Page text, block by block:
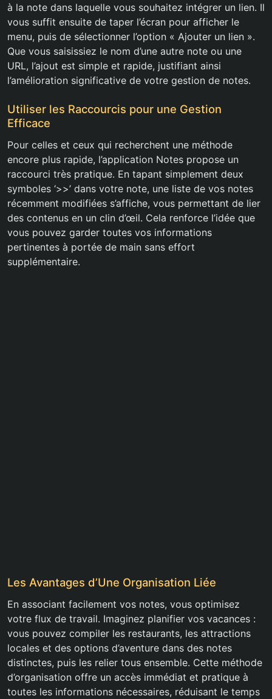
à la note dans laquelle vous souhaitez intégrer un lien. Il
vous suffit ensuite de taper l’écran pour afficher le
menu, puis de sélectionner l’option « Ajouter un lien ».
Que vous saisissiez le nom d’une autre note ou une
URL, l’ajout est simple et rapide, justifiant ainsi
l’amélioration significative de votre gestion de notes.
Utiliser les Raccourcis pour une Gestion
Efficace
Pour celles et ceux qui recherchent une méthode
encore plus rapide, l’application Notes propose un
raccourci très pratique. En tapant simplement deux
symboles ‘>>’ dans votre note, une liste de vos notes
récemment modifiées s’affiche, vous permettant de lier
des contenus en un clin d’œil. Cela renforce l’idée que
vous pouvez garder toutes vos informations
pertinentes à portée de main sans effort
supplémentaire.
Les Avantages d’Une Organisation Liée
En associant facilement vos notes, vous optimisez
votre flux de travail. Imaginez planifier vos vacances :
vous pouvez compiler les restaurants, les attractions
locales et des options d’aventure dans des notes
distinctes, puis les relier tous ensemble. Cette méthode
d’organisation offre un accès immédiat et pratique à
toutes les informations nécessaires, réduisant le temps